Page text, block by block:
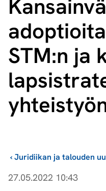
STM:n ja
Juridiikan ja talouden
›
27.05.2022 10:43